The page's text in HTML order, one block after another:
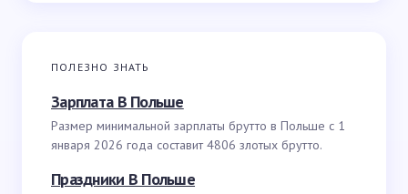
ПОЛЕЗНО ЗНАТЬ
Зарплата В Польше
Размер минимальной зарплаты брутто в Польше с 1
января 2026 года составит 4806 злотых брутто.
Праздники В Польше